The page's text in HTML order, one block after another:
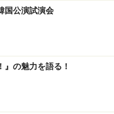
全36回公演予定＞
定・税込）
阪、愛知、神奈川公演
web/play/yonkers/
国公演試演会
』の魅力を語る！